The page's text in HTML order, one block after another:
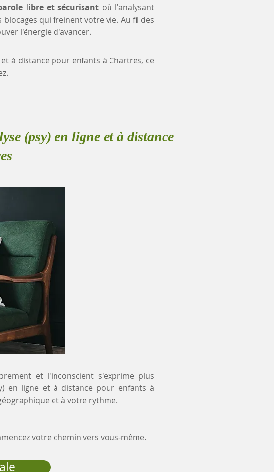
libre et sécurisant où l'analysant
blocages qui freinent votre vie. Au fil des
l'énergie d'avancer.
à distance pour enfants à Chartres, ce
(psy) en ligne et à distance
et l'inconscient s'exprime plus
en ligne et à distance pour enfants à
et à votre rythme.
votre chemin vers vous-même.